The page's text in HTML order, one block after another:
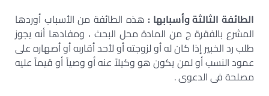
الطائفة الثالثة وأسبابها :هذه الطائفة من الأسباب أوردها
المشرع بالفقرة ج من المادة محل البحث ، ومفادها أنه يجوز
طلب رد الخبير إذا كان له أو لزوجته أو لأحد أقاربه أو أصهاره على
عمود النسب أو لمن يكون هو وكيلاً عنه أو وصياً أو قيماً عليه
مصلحة فى الدعوى .